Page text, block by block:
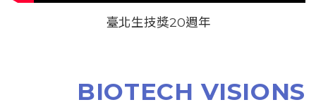
臺北生技獎20週年
BIOTECH VISIONS